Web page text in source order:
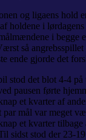
og ligaens hold
holdene i
i begge
så
ende gjorde det
stod det blot 4-4
pausen førte
et kvarter af
par mål var meget
et kvarter tilbage
sidst stod der 23-